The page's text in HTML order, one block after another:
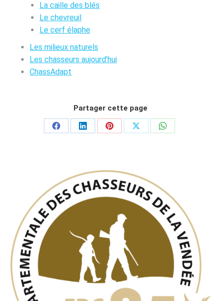
La caille des blés
Le chevreuil
Le cerf élaphe
Les milieux naturels
Les chasseurs aujourd’hui
ChassAdapt
Partager cette page
PartagerPartagerPartagerPartagerPartager